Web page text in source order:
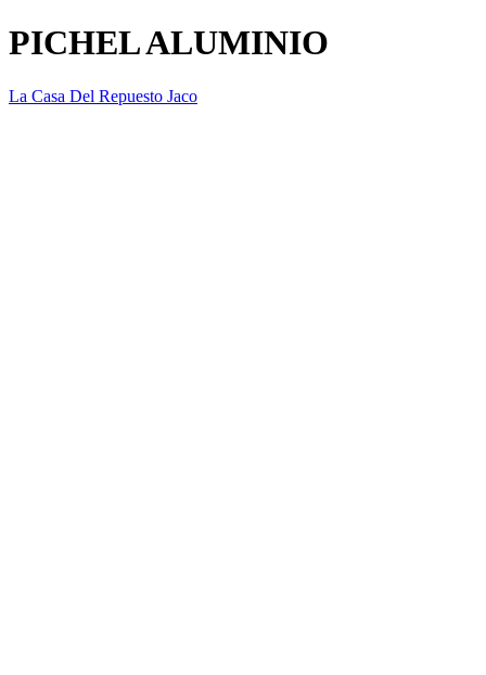
PICHEL ALUMINIO
La Casa Del Repuesto Jaco